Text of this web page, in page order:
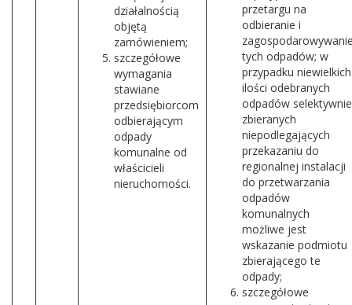
działalnością
objętą
zamówieniem;
szczegółowe
wymagania
stawiane
przedsiębiorcom
odbierającym
odpady
komunalne od
właścicieli
nieruchomości.
przetargu na
odbieranie i
tych odpadów; w
przypadku niewielkich
ilości odebranych
odpadów selektywnie
zbieranych
niepodlegających
przekazaniu do
regionalnej instalacji
do przetwarzania
odpadów
komunalnych
możliwe jest
wskazanie podmiotu
zbierającego te
odpady;
szczegółowe